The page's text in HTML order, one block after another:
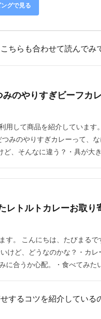
グで見る
ちらも合わせて読んでみ
のやりすぎビーフカ
用して商品を紹介しています
みのやりすぎカレーって、な
ど、そんなに違う？・具が大
レトルトカレーお取り
。 こんにちは、たびまるで
けど、どうなのかな？・カレ
に合うか心配。・食べてみた
するコツを紹介している